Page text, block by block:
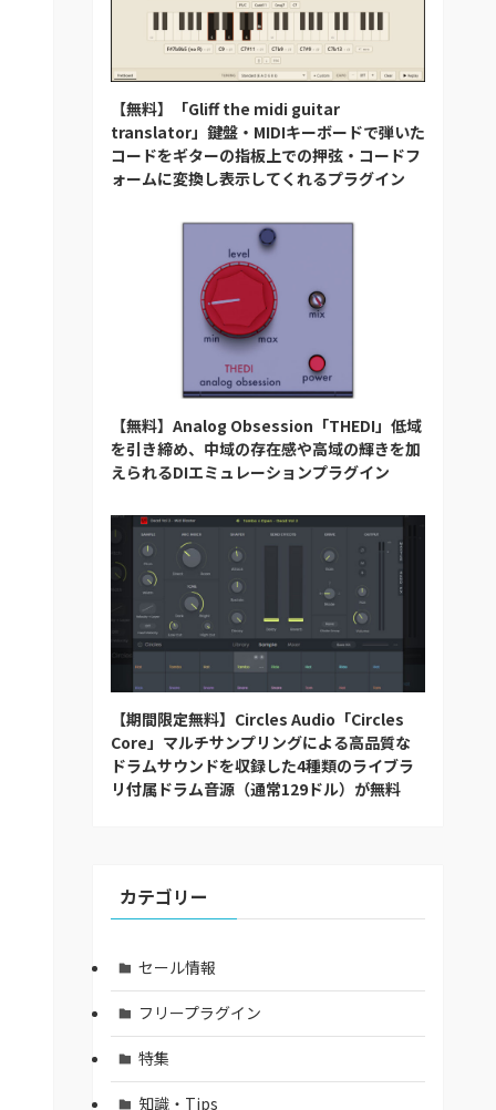
【無料】「Gliff the midi guitar
translator」鍵盤・MIDIキーボードで弾いた
コードをギターの指板上での押弦・コードフ
ォームに変換し表示してくれるプラグイン
【無料】Analog Obsession「THEDI」低域
を引き締め、中域の存在感や高域の輝きを加
えられるDIエミュレーションプラグイン
【期間限定無料】Circles Audio「Circles
Core」マルチサンプリングによる高品質な
ドラムサウンドを収録した4種類のライブラ
リ付属ドラム音源（通常129ドル）が無料
カテゴリー
セール情報
フリープラグイン
特集
知識・Tips